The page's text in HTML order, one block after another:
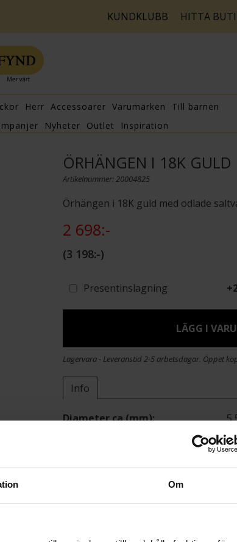
Om
KUNDKLUBB HITTA
Herr Accessoarer Varumärken
Till barnen
Nyheter Outlet Inspiration
ÖRHÄNGEN I 18K GULD
Artikelnummer: 20004825
Örhängen i 18K guld med odlade
2 698:-
3 198:-
Presentinslagning +
LÄGG I
Lagervara - Leveranstid 2-5 arbetsdagar. Öppet
Info
Diameter ca (mm)
Sten/Pärla
Vikt ca (gram)